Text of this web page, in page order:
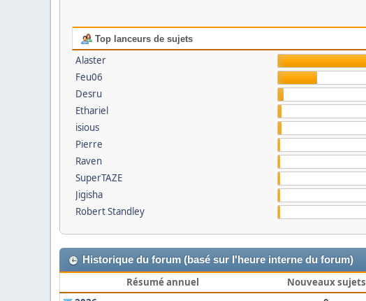
Top lanceurs de sujets
Alaster
Feu06
Desru
Ethariel
isious
Pierre
Raven
SuperTAZE
Jigisha
Robert Standley
Historique du forum (basé sur l'heure interne du forum)
Résumé annuel Nouveaux sujets